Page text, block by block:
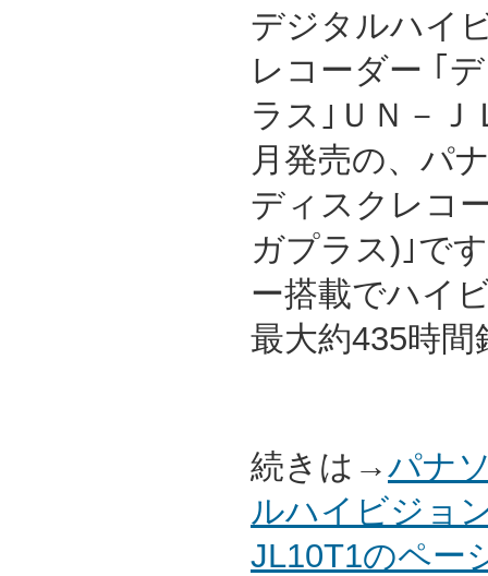
デジタルハイ
レコーダー ｢
ラス｣ＵＮ－Ｊ
月発売の、パ
ディスクレコ
ガプラス)｣で
ー搭載でハイ
最大約435時間
続きは→パナ
ルハイビジョ
JL10T1のペー